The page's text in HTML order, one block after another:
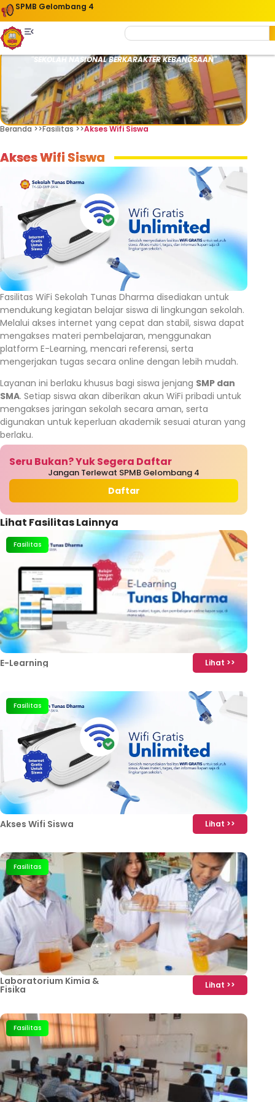
SPMB Gelombang 4
"SEKOLAH NASIONAL BERKARAKTER KEBANGSAAN"
Beranda >>Fasilitas >>Akses Wifi Siswa
Akses Wifi Siswa
Fasilitas WiFi Sekolah Tunas Dharma disediakan untuk
mendukung kegiatan belajar siswa di lingkungan sekolah.
Melalui akses internet yang cepat dan stabil, siswa dapat
mengakses materi pembelajaran, menggunakan
platform E-Learning, mencari referensi, serta
mengerjakan tugas secara online dengan lebih mudah.
Layanan ini berlaku khusus bagi siswa jenjang SMP dan
SMA. Setiap siswa akan diberikan akun WiFi pribadi untuk
mengakses jaringan sekolah secara aman, serta
digunakan untuk keperluan akademik sesuai aturan yang
berlaku.
Seru Bukan? Yuk Segera Daftar
Jangan Terlewat SPMB Gelombang 4
Daftar
Lihat Fasilitas Lainnya
Fasilitas
E-Learning Lihat >>
Fasilitas
Akses Wifi Siswa Lihat >>
Fasilitas
Laboratorium Kimia &
Fisika Lihat >>
Fasilitas